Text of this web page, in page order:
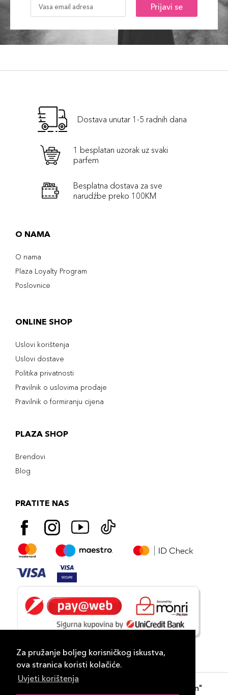
Za pružanje boljeg korisničkog iskustva,
ova stranica koristi kolačiće.
Uvjeti korištenja
Prijavi se
Dostava unutar 1-5 radnih dana
1 besplatan uzorak uz svaki
parfem
Besplatna dostava za sve
narudźbe preko 100KM
O NAMA
O nama
Plaza Loyalty Program
Poslovnice
ONLINE SHOP
Uslovi korištenja
Uslovi dostave
Politika privatnosti
Pravilnik o uslovima prodaje
Pravilnik o formiranju cijena
PLAZA SHOP
Brendovi
Blog
PRATITE NAS
- "DP Lux Distribution"